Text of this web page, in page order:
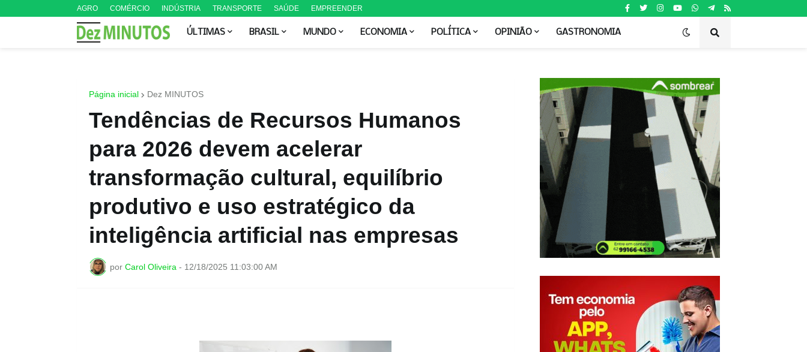
AGRO COMÉRCIO INDÚSTRIA TRANSPORTE SAÚDE EMPREENDER
ÚLTIMAS BRASIL MUNDO ECONOMIA POLÍTICA OPINIÃO GASTRONOMIA
Página inicial Dez MINUTOS
Tendências de Recursos Humanos
para 2026 devem acelerar
transformação cultural, equilíbrio
produtivo e uso estratégico da
inteligência artificial nas empresas
por Carol Oliveira - 12/18/2025 11:03:00 AM